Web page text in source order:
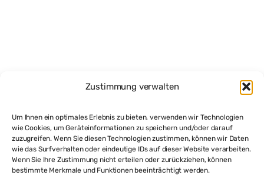
Zustimmung verwalten
Um Ihnen ein optimales Erlebnis zu bieten, verwenden wir Technologien
wie Cookies, um Geräteinformationen zu speichern und/oder darauf
zuzugreifen. Wenn Sie diesen Technologien zustimmen, können wir Daten
wie das Surfverhalten oder eindeutige IDs auf dieser Website verarbeiten.
Wenn Sie Ihre Zustimmung nicht erteilen oder zurückziehen, können
bestimmte Merkmale und Funktionen beeinträchtigt werden.